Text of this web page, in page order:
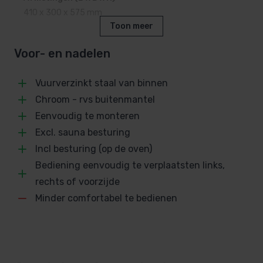
De Sawotec Next saunakachels zijn er in de
volgende uitvoeringen.
NR-60NB-Z – 6,0 kW
NR-80NB-Z – 8,0 kW
NR-90NB-Z – 9,0 kW
18-22 kg saunastenen
Stenen
Zonder stenen
Siliconen aansluitkabel
Zonder kabel
Toon meer
Voor- en nadelen
Vuurverzinkt staal van binnen
Chroom - rvs buitenmantel
Eenvoudig te monteren
Excl. sauna besturing
Incl besturing (op de oven)
Bediening eenvoudig te verplaatsten links,
rechts of voorzijde
Minder comfortabel te bedienen